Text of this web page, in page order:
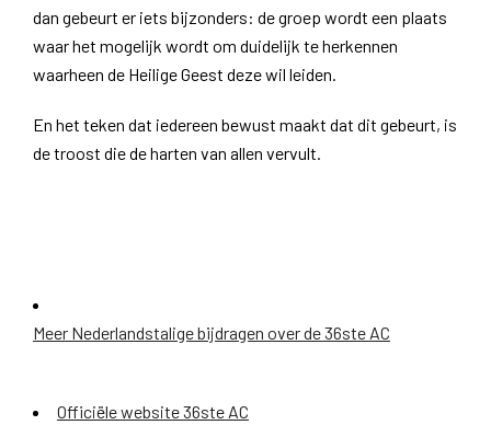
dan gebeurt er iets bijzonders: de groep wordt een plaats
waar het mogelijk wordt om duidelijk te herkennen
waarheen de Heilige Geest deze wil leiden.
En het teken dat iedereen bewust maakt dat dit gebeurt, is
de troost die de harten van allen vervult.
Meer Nederlandstalige bijdragen over de 36ste AC
Officiële website 36ste AC